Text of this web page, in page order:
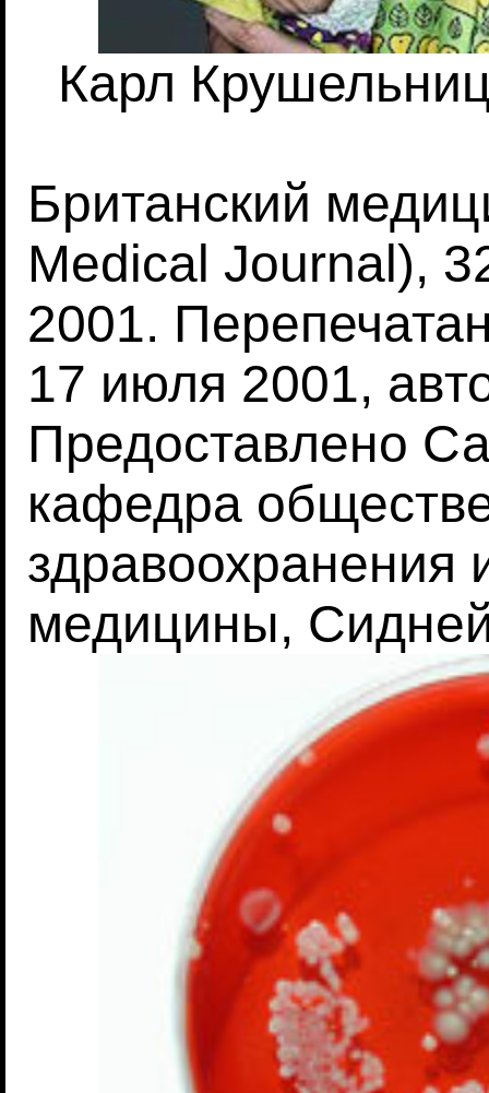
Карл
Британский
Medical Journal),
2001.
17 июля 2001,
Предоставлено
кафедра
здравоохранения
медицины,